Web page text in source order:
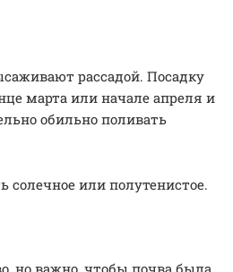
рассадой. Посадку
марта или начале апреля и
обильно поливать
или полутенистое.
но важно, чтобы почва была